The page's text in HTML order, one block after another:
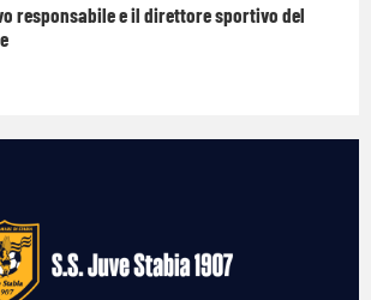
responsabile e il direttore sportivo del